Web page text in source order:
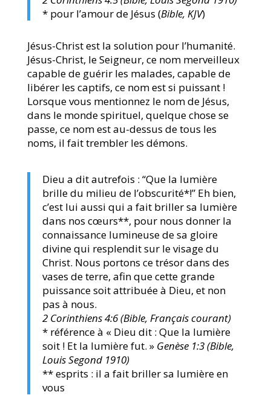
* pour l’amour de Jésus (Bible, KJV)
Jésus-Christ est la solution pour l’humanité.
Jésus-Christ, le Seigneur, ce nom merveilleux
capable de guérir les malades, capable de
libérer les captifs, ce nom est si puissant !
Lorsque vous mentionnez le nom de Jésus,
dans le monde spirituel, quelque chose se
passe, ce nom est au-dessus de tous les
noms, il fait trembler les démons.
Dieu a dit autrefois : “Que la lumière
brille du milieu de l’obscurité*!” Eh bien,
c’est lui aussi qui a fait briller sa lumière
dans nos cœurs**, pour nous donner la
connaissance lumineuse de sa gloire
divine qui resplendit sur le visage du
Christ. Nous portons ce trésor dans des
vases de terre, afin que cette grande
puissance soit attribuée à Dieu, et non
pas à nous.
2 Corinthiens 4:6 (Bible, Français courant)
* référence à « Dieu dit : Que la lumière
soit ! Et la lumière fut. » Genèse 1:3 (Bible,
Louis Segond 1910)
** esprits : il a fait briller sa lumière en
vous